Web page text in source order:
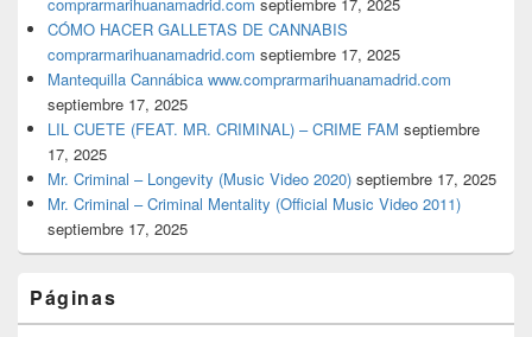
CÓMO HACER GALLETAS DE CANNABIS
comprarmarihuanamadrid.com septiembre 17, 2025
Mantequilla Cannábica www.comprarmarihuanamadrid.com
septiembre 17, 2025
LIL CUETE (FEAT. MR. CRIMINAL) – CRIME FAM septiembre
17, 2025
Mr. Criminal – Longevity (Music Video 2020) septiembre 17, 2025
Mr. Criminal – Criminal Mentality (Official Music Video 2011)
septiembre 17, 2025
Páginas